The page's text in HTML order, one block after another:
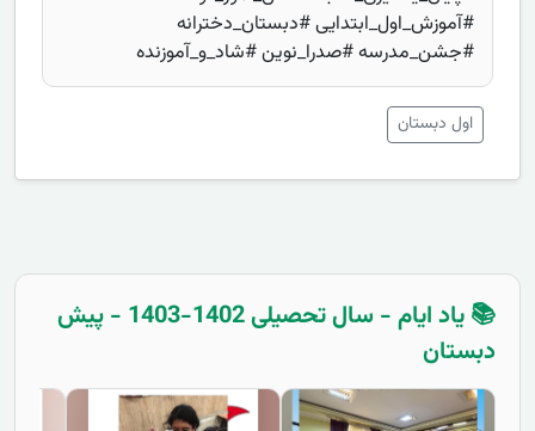
#آموزش_اول_ابتدایی #دبستان_دخترانه
#جشن_مدرسه #صدرا_نوین #شاد_و_آموزنده
اول دبستان
📚 یاد ایام - سال تحصیلی 1402-1403 - پیش
دبستان